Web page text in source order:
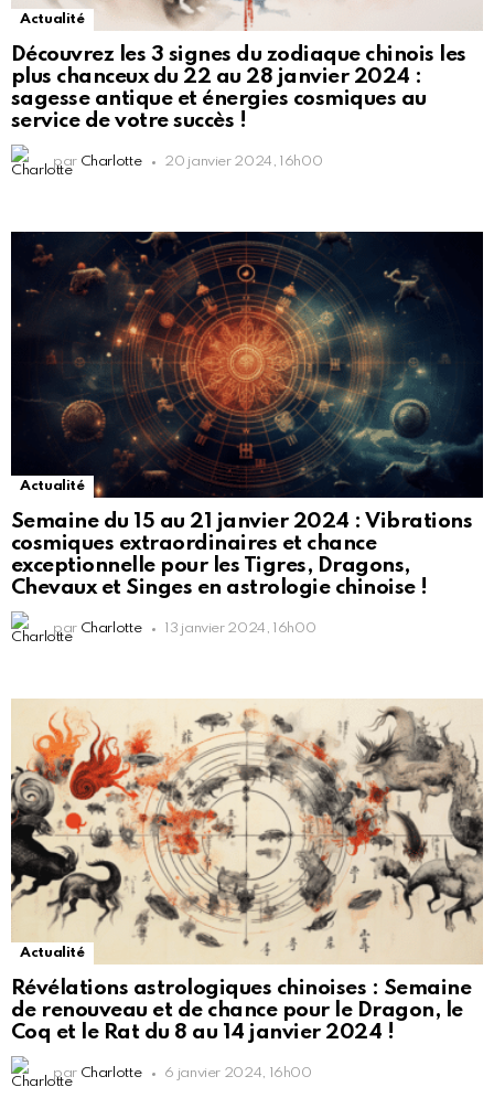
Actualité
Découvrez les 3 signes du zodiaque chinois les
plus chanceux du 22 au 28 janvier 2024 :
sagesse antique et énergies cosmiques au
service de votre succès !
par Charlotte 20 janvier 2024, 16h00
Actualité
Semaine du 15 au 21 janvier 2024 : Vibrations
cosmiques extraordinaires et chance
exceptionnelle pour les Tigres, Dragons,
Chevaux et Singes en astrologie chinoise !
par Charlotte 13 janvier 2024, 16h00
Actualité
Révélations astrologiques chinoises : Semaine
de renouveau et de chance pour le Dragon, le
Coq et le Rat du 8 au 14 janvier 2024 !
par Charlotte 6 janvier 2024, 16h00